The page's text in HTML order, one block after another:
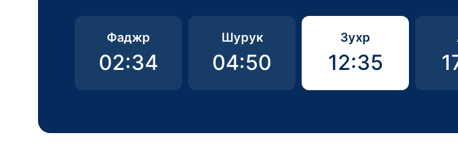
Фаджр
02:34
Шурук
04:50
Зухр
12:35